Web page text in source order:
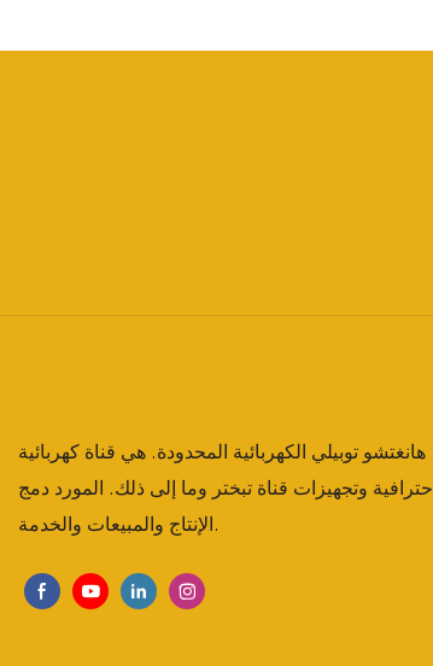
هانغتشو توبيلي الكهربائية المحدودة. هي قناة كهربائية
احترافية وتجهيزات قناة تبختر وما إلى ذلك. المورد دمج
الإنتاج والمبيعات والخدمة.